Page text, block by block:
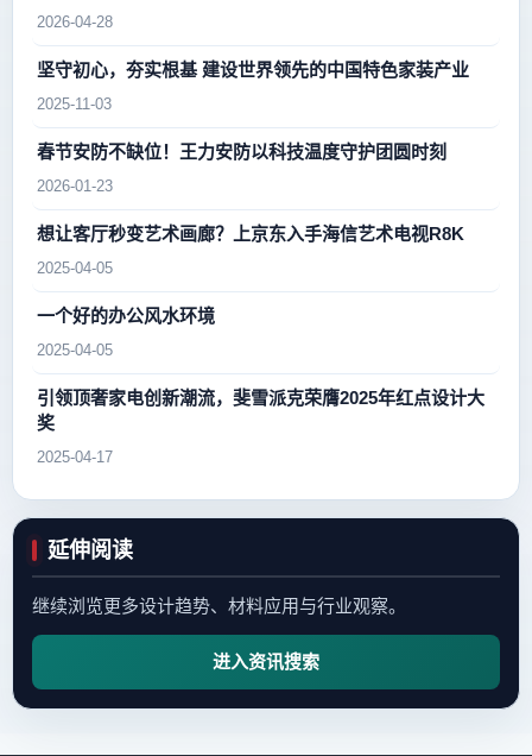
2026-04-28
坚守初心，夯实根基 建设世界领先的中国特色家装产业
2025-11-03
春节安防不缺位！王力安防以科技温度守护团圆时刻
2026-01-23
想让客厅秒变艺术画廊？上京东入手海信艺术电视R8K
2025-04-05
一个好的办公风水环境
2025-04-05
引领顶奢家电创新潮流，斐雪派克荣膺2025年红点设计大
奖
2025-04-17
延伸阅读
继续浏览更多设计趋势、材料应用与行业观察。
进入资讯搜索